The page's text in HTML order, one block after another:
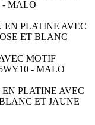
EN PLATINE AVEC
ET BLANC
PLATINE AVEC
ET JAUNE